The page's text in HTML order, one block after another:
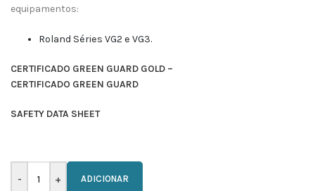
equipamentos:
Roland Séries VG2 e VG3.
CERTIFICADO GREEN GUARD GOLD –
CERTIFICADO GREEN GUARD
SAFETY DATA SHEET
ADICIONAR